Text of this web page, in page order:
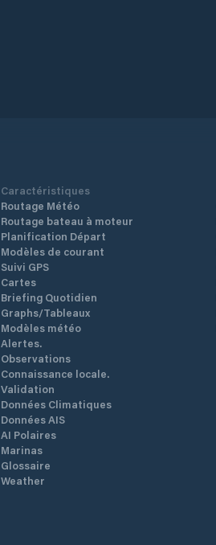
Caractéristiques
Routage Météo
Routage bateau à moteur
Planification Départ
Modèles de courant
Suivi GPS
Cartes
Briefing Quotidien
Graphs/Tableaux
Modèles météo
Alertes.
Observations
Connaissance locale.
Validation
Données Climatiques
Données AIS
AI Polaires
Marinas
Glossaire
Weather